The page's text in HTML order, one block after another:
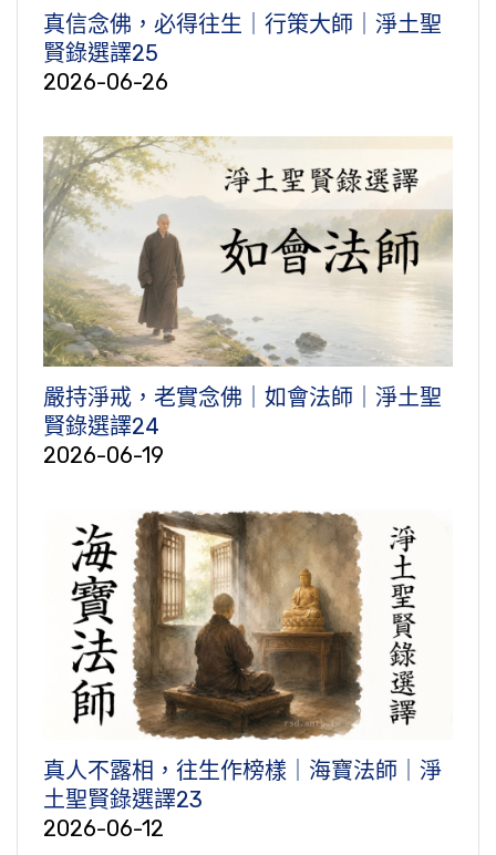
真信念佛，必得往生｜行策大師｜淨土聖
賢錄選譯25
2026-06-26
嚴持淨戒，老實念佛｜如會法師｜淨土聖
賢錄選譯24
2026-06-19
真人不露相，往生作榜樣｜海寶法師｜淨
土聖賢錄選譯23
2026-06-12